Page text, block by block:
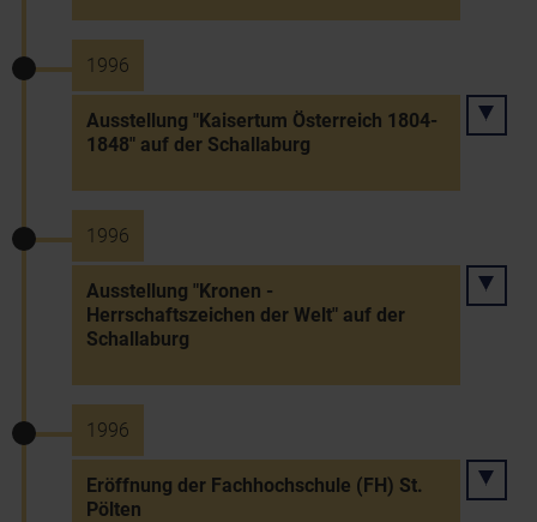
1996
Ausstellung "Kaisertum Österreich 1804-
1848" auf der Schallaburg
1996
Ausstellung "Kronen -
Herrschaftszeichen der Welt" auf der
Schallaburg
1996
Eröffnung der Fachhochschule (FH) St.
Pölten